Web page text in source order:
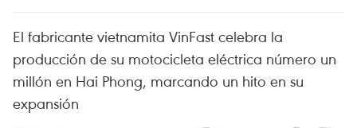
El fabricante vietnamita VinFast celebra la
producción de su motocicleta eléctrica número un
millón en Hai Phong, marcando un hito en su
expansión